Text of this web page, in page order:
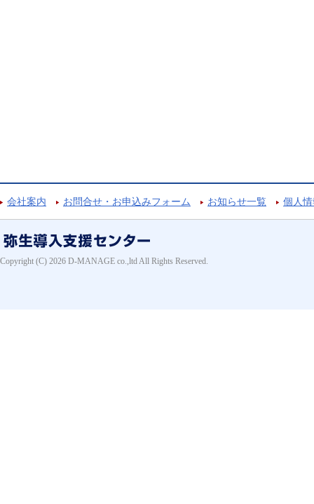
会社案内 お問合せ・お申込みフォーム お知らせ一覧 個人
Copyright (C) 2026 D-MANAGE co.,ltd All Rights Reserved.